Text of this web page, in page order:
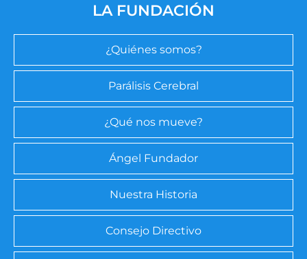
LA FUNDACIÓN
¿Quiénes somos?
Parálisis Cerebral
¿Qué nos mueve?
Ángel Fundador
Nuestra Historia
Consejo Directivo